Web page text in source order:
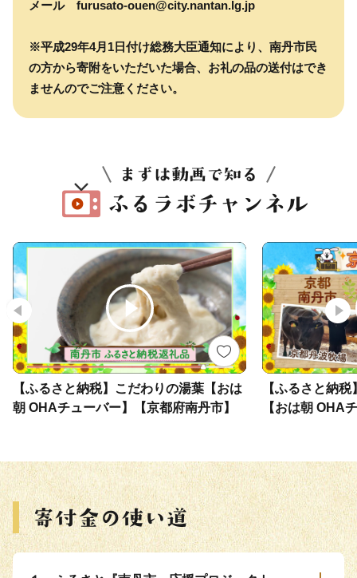
メール furusato-ouen@city.nantan.lg.jp
※平成29年4月1日付け総務大臣通知により、南丹市民
の方から寄附をいただいた場合、お礼の品の送付はでき
ませんのでご注意ください。
【ふるさと納税】こだわりの湯葉【おは
朝 OHAチューバー】【京都府南丹市】
【ふるさと納
【おは朝 OHA